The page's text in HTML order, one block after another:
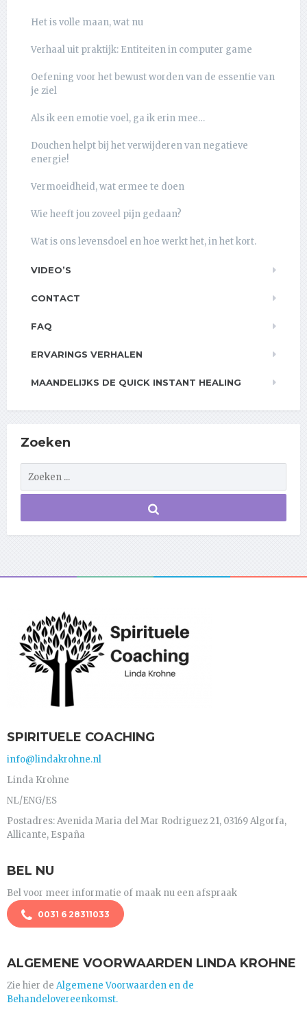
Het is volle maan, wat nu
Verhaal uit praktijk: Entiteiten in computer game
Oefening voor het bewust worden van de essentie van
je ziel
Als ik een emotie voel, ga ik erin mee…
Douchen helpt bij het verwijderen van negatieve
energie!
Vermoeidheid, wat ermee te doen
Wie heeft jou zoveel pijn gedaan?
Wat is ons levensdoel en hoe werkt het, in het kort.
VIDEO’S
CONTACT
FAQ
ERVARINGS VERHALEN
MAANDELIJKS DE QUICK INSTANT HEALING
Zoeken
SPIRITUELE COACHING
info@lindakrohne.nl
Linda Krohne
NL/ENG/ES
Postadres: Avenida Maria del Mar Rodriguez 21, 03169 Algorfa,
Allicante, España
BEL NU
Bel voor meer informatie of maak nu een afspraak
0031 6 28311033
ALGEMENE VOORWAARDEN LINDA KROHNE
Zie hier de Algemene Voorwaarden en de
Behandelovereenkomst.